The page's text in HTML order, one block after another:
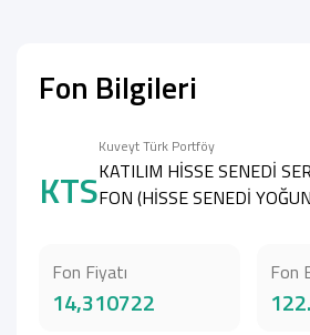
Fon Bilgileri
KTS
Kuveyt Türk Portföy
KATILIM HİSSE SENEDİ
FON (HİSSE SENEDİ
Fon Fiyatı
14,310722
Fon